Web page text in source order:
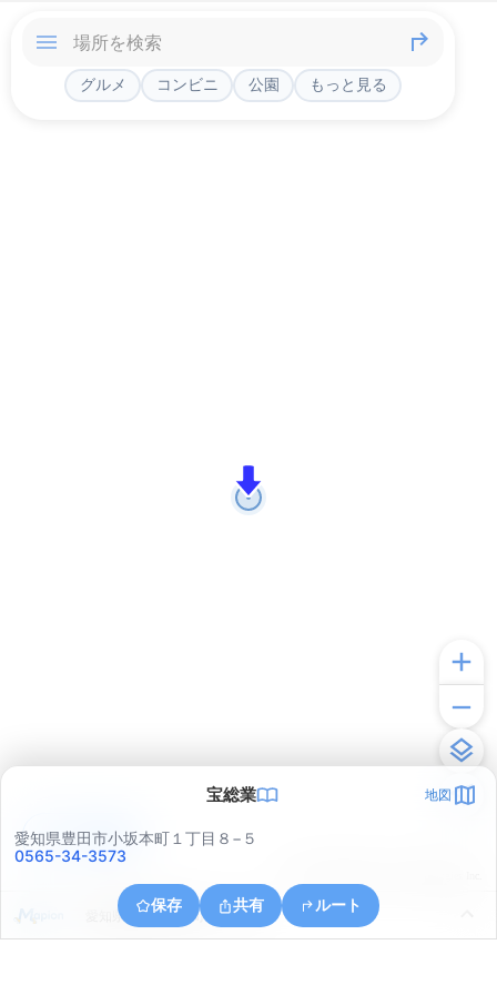
グルメ コンビニ 公園 もっと見る
宝総業 地図
愛知県豊田市小坂本町１丁目８−５
0565-34-3573
保存 共有 ルート
愛知県豊田市野見町１２丁目
アプリで見る